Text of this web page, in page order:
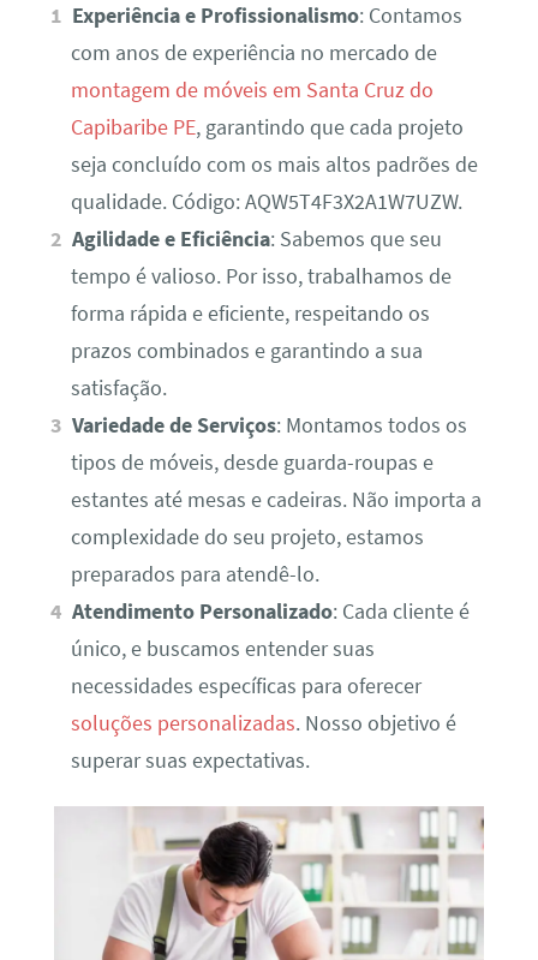
Experiência e Profissionalismo: Contamos
com anos de experiência no mercado de
montagem de móveis em Santa Cruz do
Capibaribe PE, garantindo que cada projeto
seja concluído com os mais altos padrões de
qualidade. Código: AQW5T4F3X2A1W7UZW.
Agilidade e Eficiência: Sabemos que seu
tempo é valioso. Por isso, trabalhamos de
forma rápida e eficiente, respeitando os
prazos combinados e garantindo a sua
satisfação.
Variedade de Serviços: Montamos todos os
tipos de móveis, desde guarda-roupas e
estantes até mesas e cadeiras. Não importa a
complexidade do seu projeto, estamos
preparados para atendê-lo.
Atendimento Personalizado: Cada cliente é
único, e buscamos entender suas
necessidades específicas para oferecer
soluções personalizadas. Nosso objetivo é
superar suas expectativas.